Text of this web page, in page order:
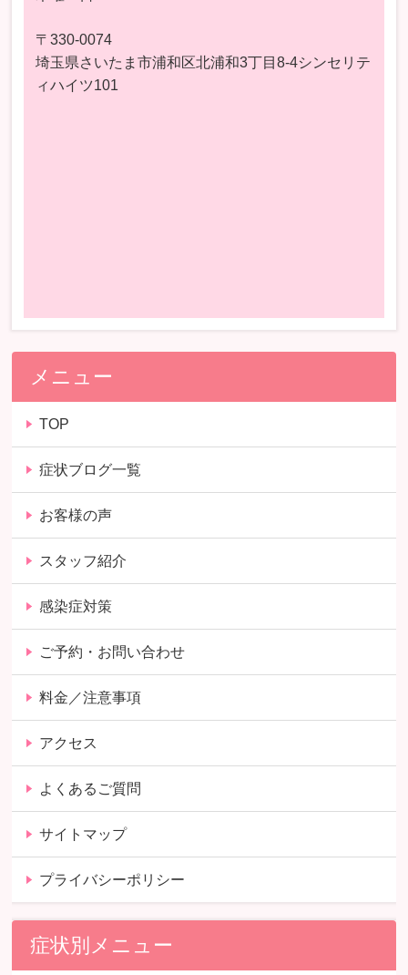
〒330-0074
埼玉県さいたま市浦和区北浦和3丁目8-4シンセリテ
ィハイツ101
メニュー
TOP
症状ブログ一覧
お客様の声
スタッフ紹介
感染症対策
ご予約・お問い合わせ
料金／注意事項
アクセス
よくあるご質問
サイトマップ
プライバシーポリシー
症状別メニュー